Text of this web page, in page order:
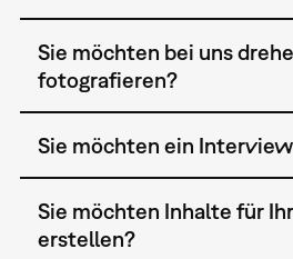
Sie möchten bei uns
fotografieren?
Sie möchten ein
Sie möchten Inhalte für
erstellen?